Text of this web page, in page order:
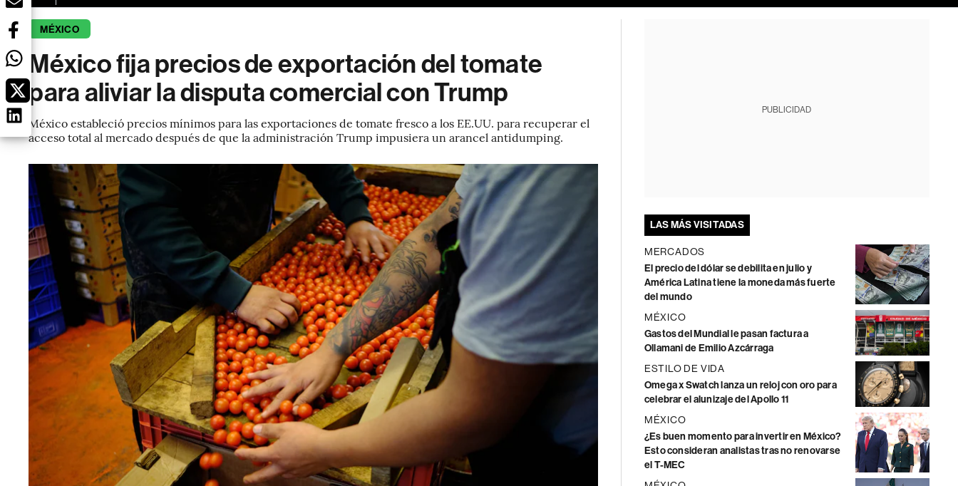
MÉXICO
México fija precios de exportación del tomate
para aliviar la disputa comercial con Trump
México estableció precios mínimos para las exportaciones de tomate fresco a los EE.UU. para recuperar el
acceso total al mercado después de que la administración Trump impusiera un arancel antidumping.
PUBLICIDAD
LAS MÁS VISITADAS
MERCADOS
El precio del dólar se debilita en julio y
América Latina tiene la moneda más fuerte
del mundo
MÉXICO
Gastos del Mundial le pasan factura a
Ollamani de Emilio Azcárraga
ESTILO DE VIDA
Omega x Swatch lanza un reloj con oro para
celebrar el alunizaje del Apollo 11
MÉXICO
¿Es buen momento para invertir en México?
Esto consideran analistas tras no renovarse
el T-MEC